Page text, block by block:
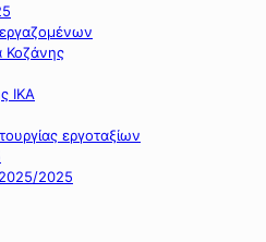
Κοζάνης
ΙΚΑ
εργοταξίων
2025